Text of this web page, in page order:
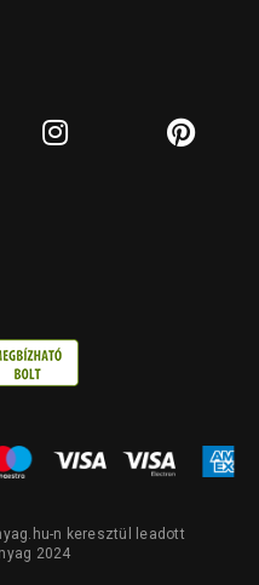
n keresztül leadott
2024